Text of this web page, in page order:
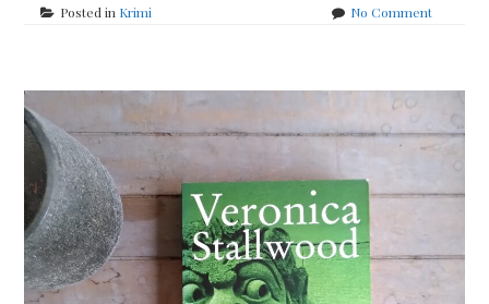
Posted in Krimi No Commenton
Letzte
Ausfahrt
Oxford